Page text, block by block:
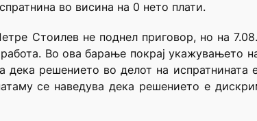
во висина на 0 нето плати.
Стоилев не поднел приговор, но на
Во ова барање покрај укажувањето
дека решението во делот на испратнината
се наведува дека решението е